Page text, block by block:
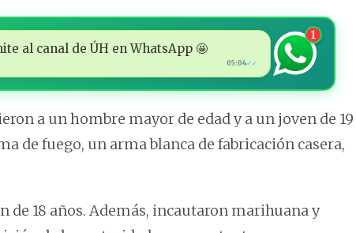
al canal de ÚH en WhatsApp 🤩
05:04✓✓
1
a un hombre mayor de edad y a un joven de 19
de fuego, un arma blanca de fabricación casera,
de 18 años. Además, incautaron marihuana y